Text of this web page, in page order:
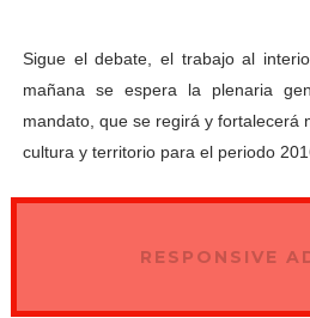
Sigue el debate, el trabajo al
mañana se espera la plenaria
mandato, que se regirá y fortalecerá
cultura y territorio para el periodo
RESPONSIVE